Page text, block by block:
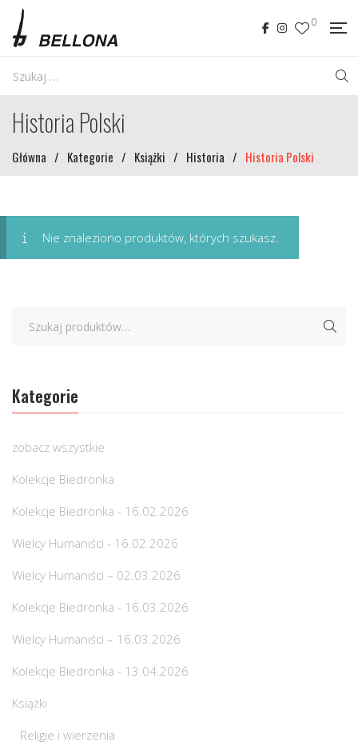
0
Historia Polski
Główna / Kategorie / Książki / Historia / Historia Polski
Nie znaleziono produktów, których szukasz.
Kategorie
zobacz wszystkie
Kolekcje Biedronka
Kolekcje Biedronka - 16.02.2026
Wielcy Humaniści - 16.02.2026
Wielcy Humaniści – 02.03.2026
Kolekcje Biedronka - 16.03.2026
Wielcy Humaniści – 16.03.2026
Kolekcje Biedronka - 13.04.2026
Książki
Religie i wierzenia